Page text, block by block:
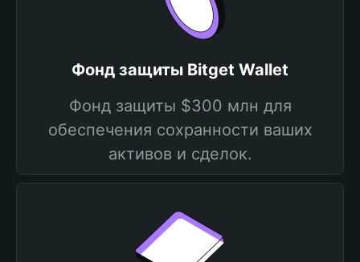
Фонд защиты Bitget Wallet
Фонд защиты $300 млн для
обеспечения сохранности ваших
активов и сделок.